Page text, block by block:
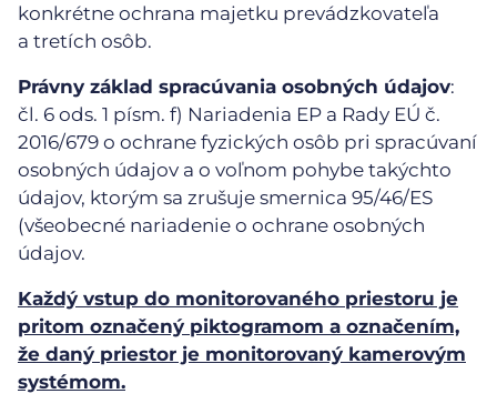
konkrétne ochrana majetku prevádzkovateľa
a tretích osôb.
Právny základ spracúvania osobných údajov:
čl. 6 ods. 1 písm. f) Nariadenia EP a Rady EÚ č.
2016/679 o ochrane fyzických osôb pri spracúvaní
osobných údajov a o voľnom pohybe takýchto
údajov, ktorým sa zrušuje smernica 95/46/ES
(všeobecné nariadenie o ochrane osobných
údajov.
Každý vstup do monitorovaného priestoru je
pritom označený piktogramom a označením,
že daný priestor je monitorovaný kamerovým
systémom.